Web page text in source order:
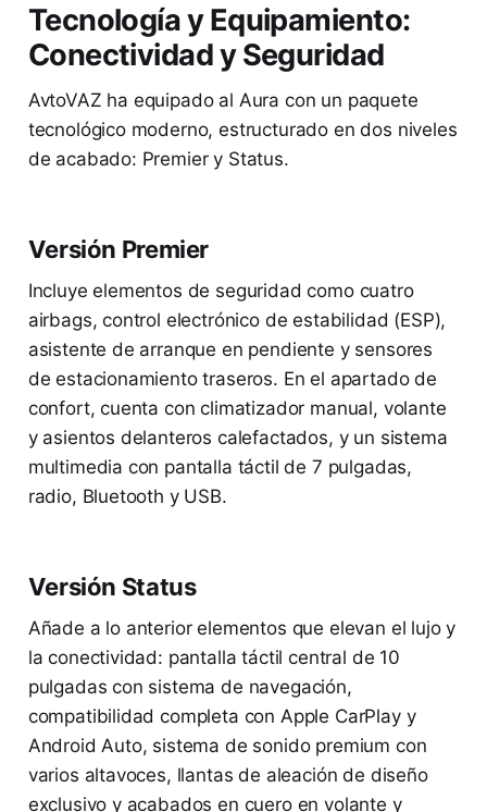
Tecnología y Equipamiento:
Conectividad y Seguridad
AvtoVAZ ha equipado al Aura con un paquete
tecnológico moderno, estructurado en dos niveles
de acabado: Premier y Status.
Versión Premier
Incluye elementos de seguridad como cuatro
airbags, control electrónico de estabilidad (ESP),
asistente de arranque en pendiente y sensores
de estacionamiento traseros. En el apartado de
confort, cuenta con climatizador manual, volante
y asientos delanteros calefactados, y un sistema
multimedia con pantalla táctil de 7 pulgadas,
radio, Bluetooth y USB.
Versión Status
Añade a lo anterior elementos que elevan el lujo y
la conectividad: pantalla táctil central de 10
pulgadas con sistema de navegación,
compatibilidad completa con Apple CarPlay y
Android Auto, sistema de sonido premium con
varios altavoces, llantas de aleación de diseño
exclusivo y acabados en cuero en volante y